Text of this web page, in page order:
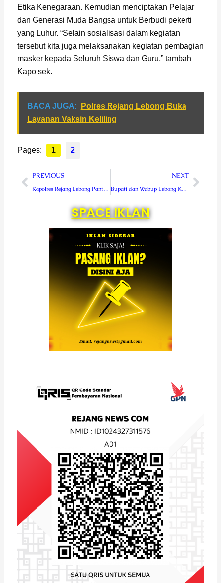
Etika Kenegaraan. Kemudian menciptakan Pelajar
dan Generasi Muda Bangsa untuk Berbudi pekerti
yang Luhur. “Selain sosialisasi dalam kegiatan
tersebut kita juga melaksanakan kegiatan pembagian
masker kepada Seluruh Siswa dan Guru,” tambah
Kapolsek.
BACA JUGA:
Polres Rejang Lebong Buka
Layanan Vaksin Keliling
Pages: 1 2
Prev
PREVIOUS
Kapolres Rejang Lebong Pantau Gerai Vaksin Presisi Mobile
NEXT
Bupati dan Wabup Lebong Kompak Monitor Vaksinasi di Puskesmas Tes
Next
SPACE IKLAN